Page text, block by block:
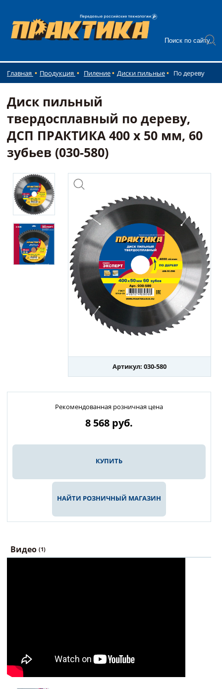
Главная Продукция Пиление Диски пильные По дереву
Диск пильный
твердосплавный по дереву,
ДСП ПРАКТИКА 400 х 50 мм, 60
зубьев (030-580)
Артикул: 030-580
Рекомендованная розничная цена
8 568 руб.
КУПИТЬ
НАЙТИ РОЗНИЧНЫЙ МАГАЗИН
Видео (1)